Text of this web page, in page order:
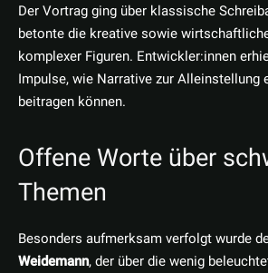
Der Vortrag ging über klassische
betonte die kreative sowie
komplexer Figuren. Entwickler:innen
Impulse, wie Narrative zur Alleinstellung
beitragen können.
Offene Worte über
Themen
Besonders aufmerksam verfolgt wurde
Weidemann, der über die wenig